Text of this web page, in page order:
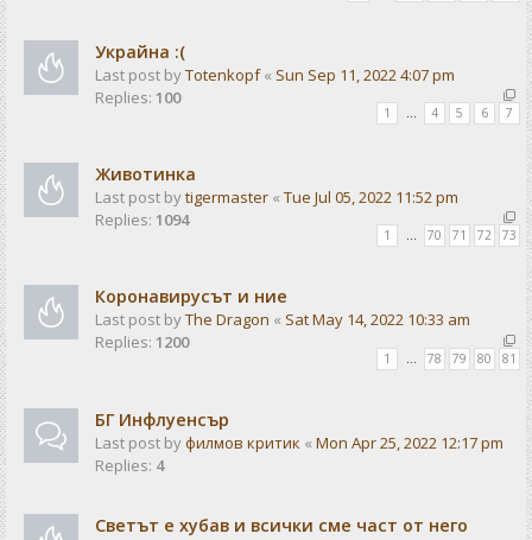
Украйна :(
Last post byTotenkopf« Sun Sep 11, 2022 4:07 pm
Replies: 100
1 … 4 5 6 7
Животинка
Last post bytigermaster « Tue Jul 05, 2022 11:52 pm
Replies: 1094
1 … 70 71 72 73
Коронавирусът и ние
Last post byThe Dragon « Sat May 14, 2022 10:33 am
Replies: 1200
1 78 79 80 81
БГ Инфлуенсър
Last post byфилмов критик « Mon Apr 25, 2022 12:17 pm
Replies: 4
Светът е хубав и всички сме част от него